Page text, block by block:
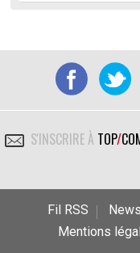
S'INSCRIRE À TOP/
Fil RSS
Mentions